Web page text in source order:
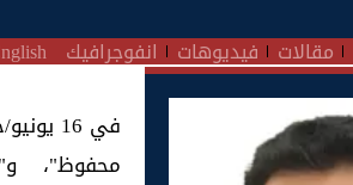
مقالات فيديوهات انفوجرافيك
في 16
محفوظ"،